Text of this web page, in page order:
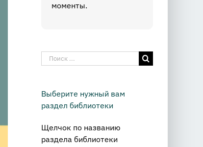
моменты.
Результат
поиска:
Выберите нужный вам
раздел библиотеки
Щелчок по названию
раздела библиотеки